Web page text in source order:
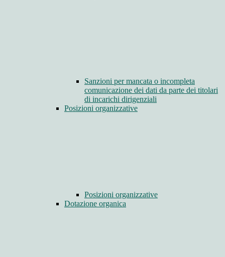
Sanzioni per mancata o incompleta
comunicazione dei dati da parte dei titolari
di incarichi dirigenziali
Posizioni organizzative
Posizioni organizzative
Dotazione organica